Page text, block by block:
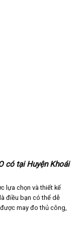
có tại Huyện Khoái
lựa chọn và thiết kế
điều bạn có thể dễ
may đo thủ công,